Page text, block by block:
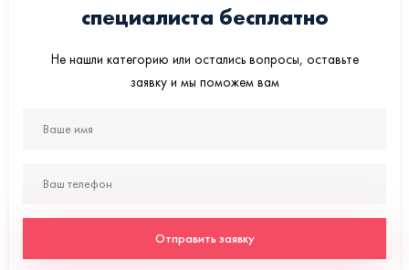
специалиста бесплатно
Не нашли категорию или остались вопросы, оставьте
заявку и мы поможем вам
Отправить заявку